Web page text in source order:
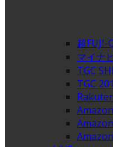
超FUJI-
マイナ
TGC
TGC